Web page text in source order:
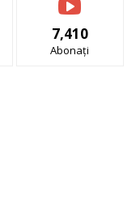
7,410
Abonați